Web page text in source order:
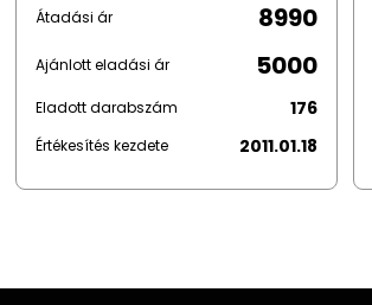
Átadási ár 8990
Ajánlott eladási ár 5000
Eladott darabszám 176
Értékesítés kezdete 2011.01.18